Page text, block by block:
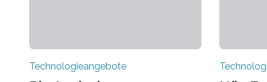
Technologieangebote